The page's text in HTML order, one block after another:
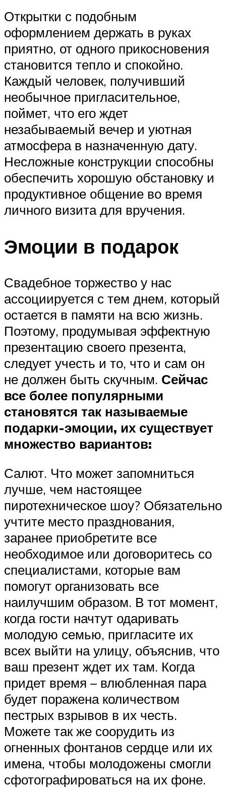
Открытки с подобным
оформлением держать в руках
приятно, от одного прикосновения
становится тепло и спокойно.
Каждый человек, получивший
необычное пригласительное,
поймет, что его ждет
незабываемый вечер и уютная
атмосфера в назначенную дату.
Несложные конструкции способны
обеспечить хорошую обстановку и
продуктивное общение во время
личного визита для вручения.
Эмоции в подарок
Свадебное торжество у нас
ассоциируется с тем днем, который
остается в памяти на всю жизнь.
Поэтому, продумывая эффектную
презентацию своего презента,
следует учесть и то, что и сам он
не должен быть скучным. Сейчас
все более популярными
становятся так называемые
подарки-эмоции, их существует
множество вариантов:
Салют. Что может запомниться
лучше, чем настоящее
пиротехническое шоу? Обязательно
учтите место празднования,
заранее приобретите все
необходимое или договоритесь со
специалистами, которые вам
помогут организовать все
наилучшим образом. В тот момент,
когда гости начтут одаривать
молодую семью, пригласите их
всех выйти на улицу, объяснив, что
ваш презент ждет их там. Когда
придет время – влюбленная пара
будет поражена количеством
пестрых взрывов в их честь.
Можете так же соорудить из
огненных фонтанов сердце или их
имена, чтобы молодожены смогли
сфотографироваться на их фоне.